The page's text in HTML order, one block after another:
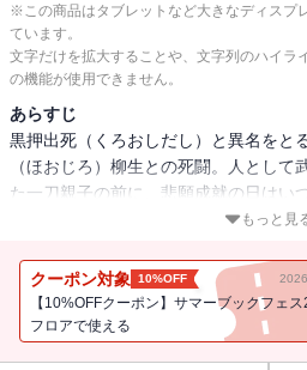
※この商品はタブレットなど大きなディスプ
ています。
文字だけを拡大することや、文字列のハイラ
の機能が使用できません。
あらすじ
黒押出死（くろおしだし）と異名をと
（ほおじろ）柳生との死闘。人とし
た一刀親子の前に、悲願成就の日はい
れ大五郎」ほか「喰代柳生」「羽刺組
もっと見
クーポン対象 10%OFF
【10%OFFクーポン】サマーブックフェ
フロアで使える